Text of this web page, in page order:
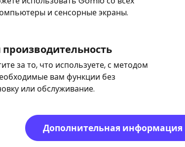
и сенсорные экраны.
за то, что используете, с методом
вам функции без
или обслуживание.
Дополнительная информация